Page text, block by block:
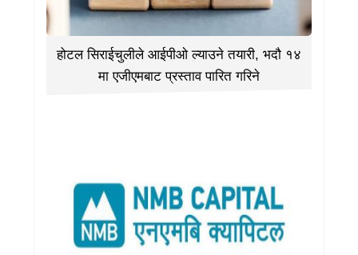
होटल सिराईचुलीले आईपीओ ल्याउने तयारी, भदौ १४
मा एजीएमबाट प्रस्ताव पारित गरिने